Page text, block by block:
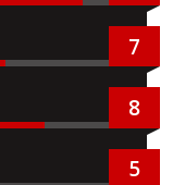
7
8
5